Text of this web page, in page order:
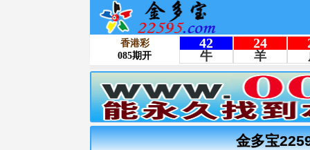
金多宝